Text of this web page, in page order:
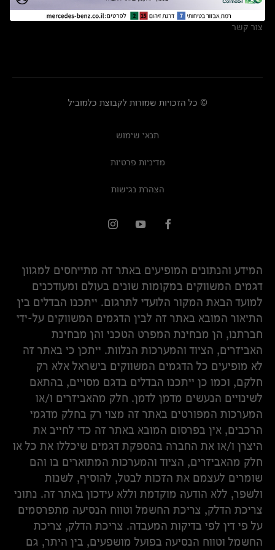
מרכזי שירות
צור קשר
© כל הזכויות שמורות לקבוצת כלמוביל
תנאי שימוש
מדיניות פרטיות
הצהרת נגישות
המידע והנתונים המופיעים באתר זה מתייחסים למגוון
דגמים המשווקים במקומות שונים בעולם ומעודכנים
למועד הבאת המקור הלועדי לתרגום. ייתכנו הבדלים בין
התיאור המובא באתר זה לבין הדגמים המשווקים על-ידי
חברתנו, הן מבחינת המפרט הטכני והן מבחינת
האביזרים, הציוד והמערכות הנלוות. ייתכן כי באתר זה
לא מופיעים כל הדגמים המשווקים בישראל אלא רק
חלקם, וכמו כן ייתכנו הבדלים בדגם מסויים, בהתאם
לשינויים הנעשים מדמן לדמן. חלק מהאביזרים ו/או
המערכות המפורטים באתר זה מצוי רק בחלק מדגמי
הרכבים, אין בפרסום המובא באתר זה כדי לחייב את
היצרן ו/או את החברה בהספקת דגמים שיכללו את כל או
חלק מהאביזרים, הציוד והמערכות המתוארים בו והם
שומרים לעצמם את הזכות לבטל, להוסיף, לשנות
ולשפר, ללא הודעה מוקדמת וללא עידכון באתר זה. נתוני
צריכת הדלק, צריכת החשמל וטווח הנסיעה מתפרסמים
על פי דין לפי בדיקות המעבדה. צריכת הדלק, צריכת
החשמל וטווח הנסיעה בפועל מושפעים, בין היתר, גם